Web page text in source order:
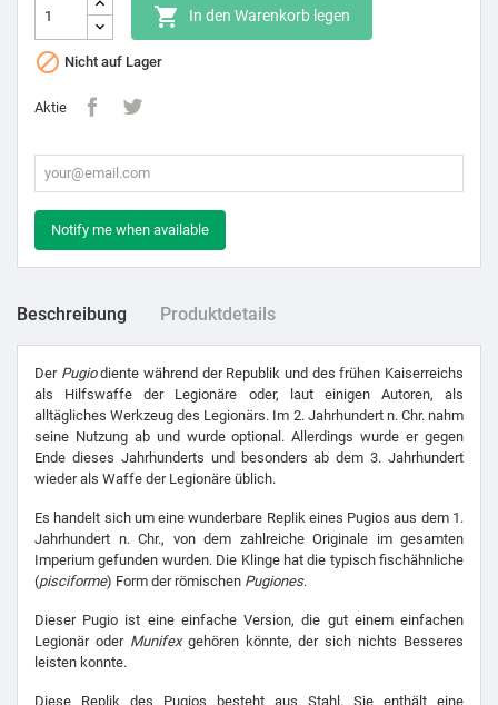
 In den Warenkorb legen
 Nicht auf Lager
Aktie
Notify me when available
Beschreibung Produktdetails
Der Pugiodiente während der Republik und des frühen Kaiserreichs
als Hilfswaffe der Legionäre oder, laut einigen Autoren, als
alltägliches Werkzeug des Legionärs. Im 2. Jahrhundert n. Chr. nahm
seine Nutzung ab und wurde optional. Allerdings wurde er gegen
Ende dieses Jahrhunderts und besonders ab dem 3. Jahrhundert
wieder als Waffe der Legionäre üblich.
Es handelt sich um eine wunderbare Replik eines Pugios aus dem 1.
Jahrhundert n. Chr., von dem zahlreiche Originale im gesamten
Imperium gefunden wurden. Die Klinge hat die typisch fischähnliche
(pisciforme) Form der römischen Pugiones.
Dieser Pugio ist eine einfache Version, die gut einem einfachen
Legionär oder Munifexgehören könnte, der sich nichts Besseres
leisten konnte.
Diese Replik des Pugios besteht aus Stahl. Sie enthält eine